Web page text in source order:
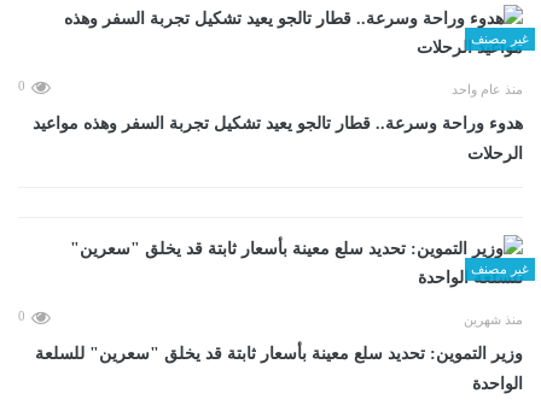
غير مصنف
منذ عام واحد 0
هدوء وراحة وسرعة.. قطار تالجو يعيد تشكيل تجربة السفر وهذه مواعيد
الرحلات
غير مصنف
منذ شهرين 0
وزير التموين: تحديد سلع معينة بأسعار ثابتة قد يخلق "سعرين" للسلعة
الواحدة